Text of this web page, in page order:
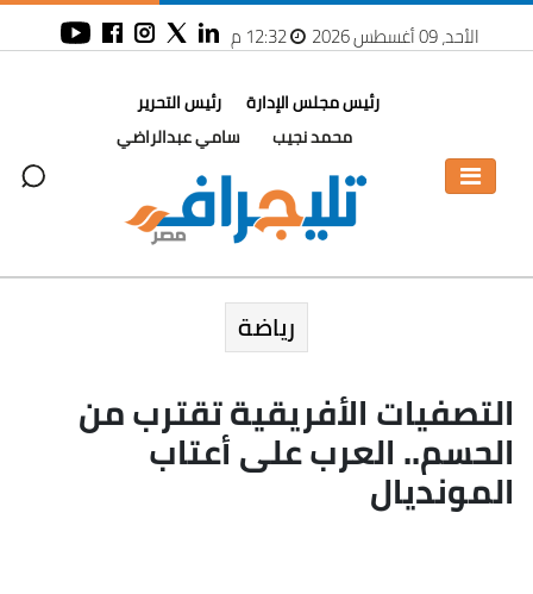
الأحد، 09 أغسطس 2026 12:32 م
رئيس مجلس الإدارة
محمد نجيب
رئيس التحرير
سامي عبدالراضي
رياضة
التصفيات الأفريقية تقترب من
الحسم.. العرب على أعتاب
المونديال